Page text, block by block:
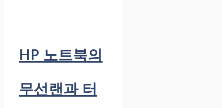
HP 노트북의
무선랜과 터